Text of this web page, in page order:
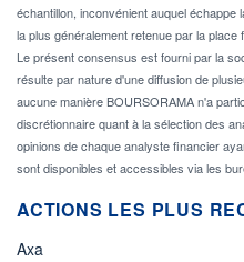
échantillon, inconvénient auquel échappe
la plus généralement retenue par la place
Le présent consensus est fourni par la
résulte par nature d'une diffusion de
aucune manière BOURSORAMA n'a
discrétionnaire quant à la sélection des
opinions de chaque analyste financier
sont disponibles et accessibles via les
ACTIONS LES PLUS
Axa